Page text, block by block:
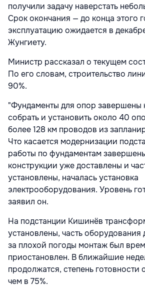
получили задачу наверстать
Срок окончания — до конца этого
эксплуатацию ожидается в
Жунгиету.
Министр рассказал о текущем
По его словам, строительство
90%.
"Фундаменты для опор завершены
собрать и установить около 40
более 128 км проводов из
Что касается модернизации
работы по фундаментам
конструкции уже доставлены и
установлены, началась установка
электрооборудования. Уровень
заявил он.
На подстанции Кишинёв
установлены, часть оборудования
за плохой погоды монтаж был
приостановлен. В ближайшие
продолжатся, степень готовности
чем в 75%.